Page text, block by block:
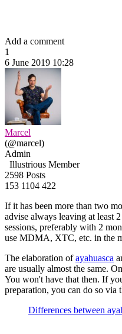
Add a comment
1
6 June 2019 10:28
Marcel
(@marcel)
Admin
Illustrious Member
2598 Posts
153 1104 422
If it has been more than two
advise always leaving at least
sessions, preferably with 2
use MDMA, XTC, etc. in the
The elaboration ofayahuasca
are usually almost the same.
You won't have that then. If
preparation, you can do so via
Differences between